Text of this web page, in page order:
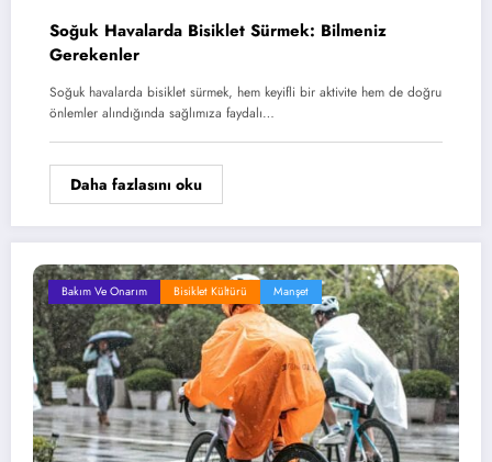
Soğuk Havalarda Bisiklet Sürmek: Bilmeniz
Gerekenler
Soğuk havalarda bisiklet sürmek, hem keyifli bir aktivite hem de doğru
önlemler alındığında sağlımıza faydalı…
Daha fazlasını oku
Bakım Ve Onarım Bisiklet Kültürü Manşet